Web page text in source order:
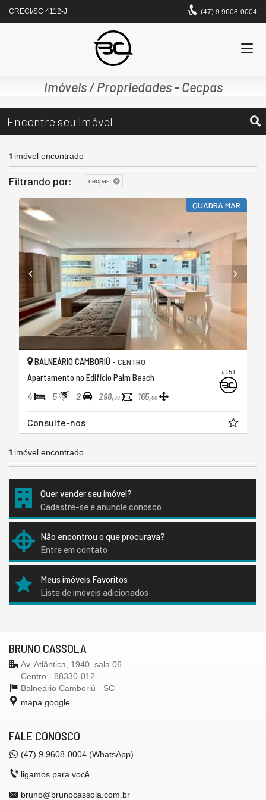
CRECI/SC 4112-J (47) 9.9608-0004
Imóveis / Propriedades - Cecpas
Encontre seu Imóvel
1 imóvel encontrado
Filtrando por: cecpas
QUADRA MAR
#151
BALNEÁRIO CAMBORIÚ - CENTRO
Apartamento no Edifício Palm Beach
4 5 2 298,00 165,00
Consulte-nos
1 imóvel encontrado
Quer vender seu imóvel?
Cadastre-se e anuncie conosco
Não encontrou o que procurava?
Entre em contato
Meus imóveis Favoritos
Lista de imóveis adicionados
BRUNO CASSOLA
Av. Atlântica, 1940, sala 06
Centro - 88330-012
Balneário Camboriú - SC
mapa google
FALE CONOSCO
(47) 9.9608-0004 (WhatsApp)
ligamos para você
bruno@brunocassola.com.br